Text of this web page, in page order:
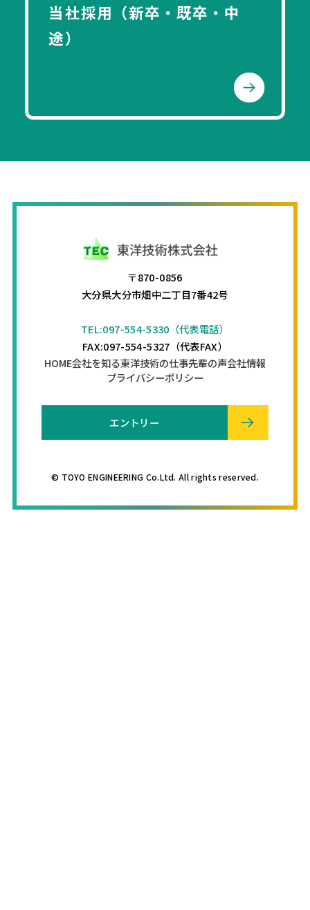
当社採用（新卒・既卒・中
途）
〒870-0856
大分県大分市畑中二丁目7番42号
TEL:097-554-5330（代表電話）
FAX:097-554-5327（代表FAX）
HOME会社を知る東洋技術の仕事先輩の声会社情報
プライバシーポリシー
エントリー
© TOYO ENGINEERING Co.Ltd. All rights reserved.